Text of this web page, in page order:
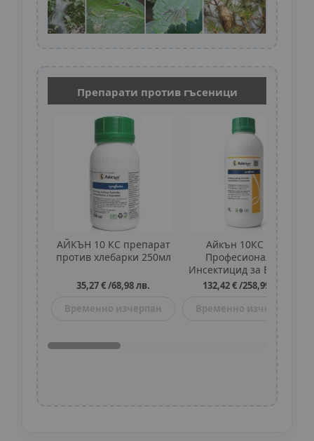
Препарати против гъсеници
АЙКЪН 10 КС препарат
против хлебарки 250мл
35,27 €/68,98 лв.
Временно изчерпан
Айкън 10КС 1л.:
Професионален
Инсектицид за Борба с
Летящи и Пълзящи
Насекоми, Кърлежи и
Бълхи
132,42 €/258,99 лв.
Временно изчерпан